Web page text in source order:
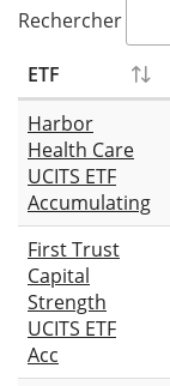
Rechercher
ETF
Harbor
Health Care
UCITS ETF
Accumulating
First Trust
Capital
Strength
UCITS ETF
Acc